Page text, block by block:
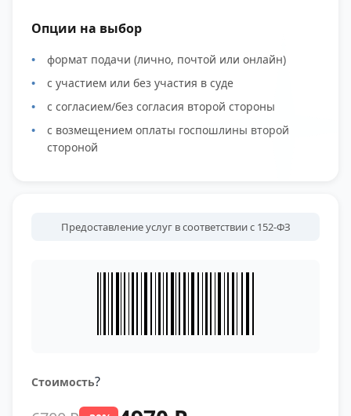
Опции на выбор
формат подачи (лично, почтой или онлайн)
с участием или без участия в суде
с согласием/без согласия второй стороны
с возмещением оплаты госпошлины второй
стороной
Предоставление услуг в соответствии с 152-ФЗ
Стоимость?